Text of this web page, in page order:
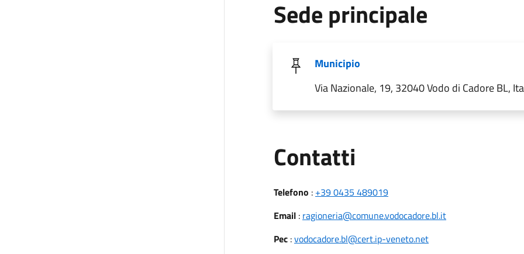
Sede principale
Municipio
Via Nazionale, 19, 32040 Vodo di Cadore BL,
Contatti
Telefono : +39 0435 489019
Email: ragioneria@comune.vodocadore.bl.it
Pec:vodocadore.bl@cert.ip-veneto.net